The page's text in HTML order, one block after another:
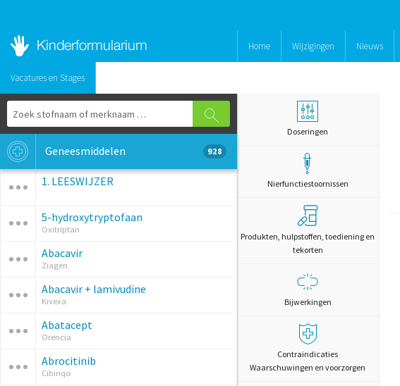
Home Wijzigingen Nieuws
Vacatures en Stages
Geneesmiddelen 928
1. LEESWIJZER
5-hydroxytryptofaan
Oxitriptan
Abacavir
Ziagen
Abacavir + lamivudine
Kivexa
Abatacept
Orencia
Abrocitinib
Cibinqo
Doseringen
Nierfunctiestoornissen
Produkten, hulpstoffen, toediening en
tekorten
Bijwerkingen
Contraindicaties
Waarschuwingen en voorzorgen